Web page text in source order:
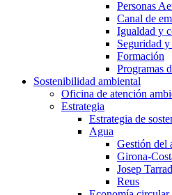
Personas
Canal de
Igualdad y
Seguridad
Formación
Programas
Sostenibilidad ambiental
Oficina de atención
Estrategia
Estrategia de
Agua
Gestión del
Girona-
Josep
Reus